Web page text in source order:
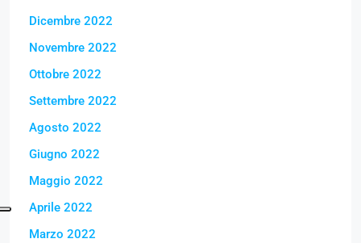
Dicembre 2022
Novembre 2022
Ottobre 2022
Settembre 2022
Agosto 2022
Giugno 2022
Maggio 2022
Aprile 2022
Marzo 2022